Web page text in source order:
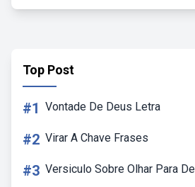
Top Post
#1 Vontade De Deus Letra
#2 Virar A Chave Frases
#3 Versiculo Sobre Olhar Para